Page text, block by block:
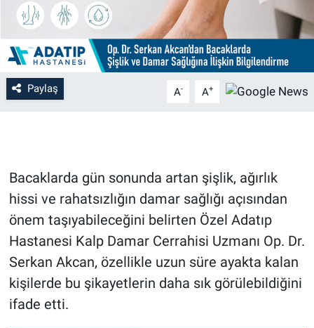
Paylaş A- A+
Bacaklarda gün sonunda artan şişlik, ağırlık
hissi ve rahatsızlığın damar sağlığı açısından
önem taşıyabileceğini belirten Özel Adatıp
Hastanesi Kalp Damar Cerrahisi Uzmanı Op. Dr.
Serkan Akcan, özellikle uzun süre ayakta kalan
kişilerde bu şikayetlerin daha sık görülebildiğini
ifade etti.